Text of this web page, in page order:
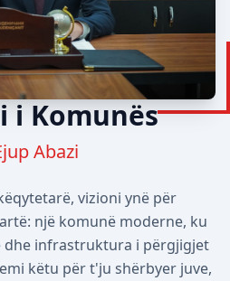
i Komunës
Abazi
vizioni ynë për
një komunë moderne, ku
dhe infrastruktura i përgjigjet
këtu për t'ju shërbyer juve,